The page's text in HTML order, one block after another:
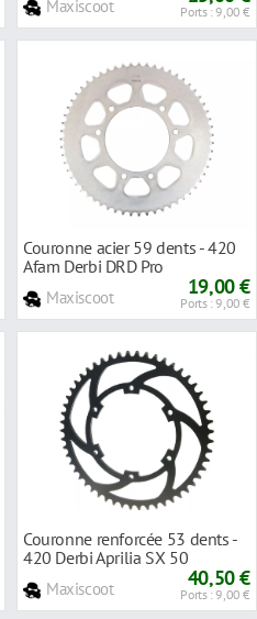
Maxiscoot Ports : 9,00 €
Couronne acier 59 dents - 420
Afam Derbi DRD Pro
Maxiscoot 19,00 €
Ports : 9,00 €
Couronne renforcée 53 dents -
420 Derbi Aprilia SX 50
Maxiscoot 40,50 €
Ports : 9,00 €